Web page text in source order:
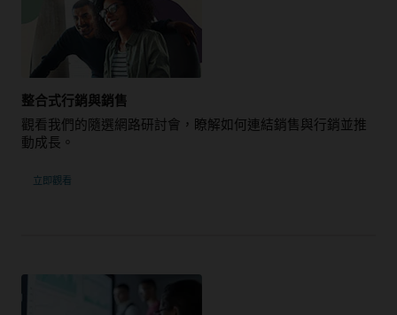
整合式行銷與銷售
觀看我們的隨選網路研討會，瞭解如何連結銷售與行銷並推
動成長。
立即觀看